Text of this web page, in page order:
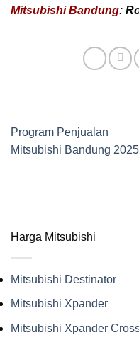
Mitsubishi Bandung:
Program Penjualan
Mitsubishi Bandung 2025
Harga Mitsubishi
Mitsubishi Destinator
Mitsubishi Xpander
Mitsubishi Xpander